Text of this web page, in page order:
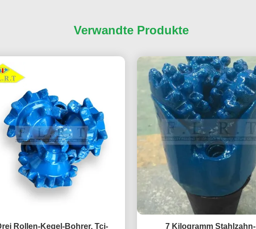
Verwandte Produkte
Rollen-Kegel-Bohrer, Tci-
7 Kilogramm Stahlzahn-